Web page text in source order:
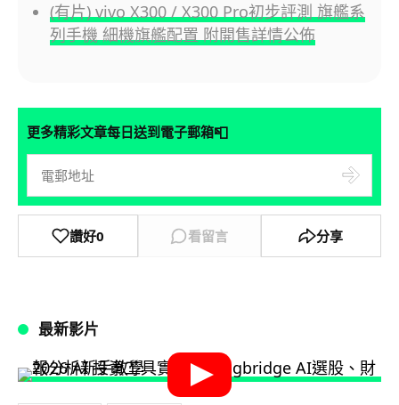
(有片) vivo X300 / X300 Pro初步評測 旗艦系
列手機 細機旗艦配置 附開售詳情公佈
更多精彩文章每日送到電子郵箱📮
讚好0 看留言 分享
最新影片